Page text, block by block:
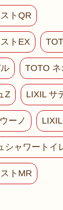
トQR
トEX
TOTO ネ
Z LIXIL サ
ーノ
シャワートイ
トMR